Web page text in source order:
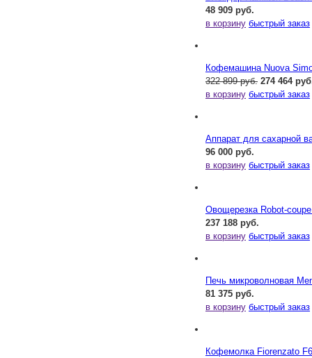
48 909 руб.
в корзину быстрый заказ
Кофемашина Nuova
322 899 руб. 274 464
в корзину быстрый заказ
Аппарат для сахарной
96 000 руб.
в корзину быстрый заказ
Овощерезка Robot-
237 188 руб.
в корзину быстрый заказ
Печь микроволновая
81 375 руб.
в корзину быстрый заказ
Кофемолка Fiorenzato